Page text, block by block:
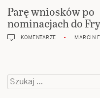
Parę wniosków po
nominacjach do
KOMENTARZE MARCIN
Szukaj: